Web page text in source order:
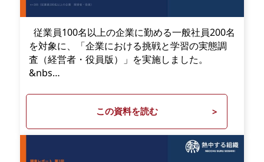
従業員100名以上の企業に勤める一般社員200名
を対象に、「企業における挑戦と学習の実態調
査（経営者・役員版）」を実施しました。
&nbs…
この資料を読む